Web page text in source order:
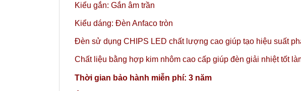
Kiểu gắn: Gắn âm trần
Kiểu dáng: Đèn Anfaco tròn
Đèn sử dụng CHIPS LED chất lượng cao giúp tạo hiệu suất
Chất liệu bằng hợp kim nhôm cao cấp giúp đèn giải nhiệt tốt
Thời gian bảo hành miễn phí: 3 năm